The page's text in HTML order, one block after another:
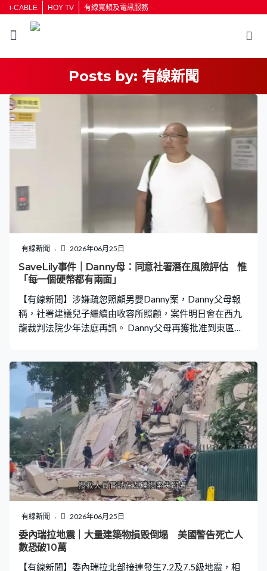
i-CABLE HOY TV 有線寬頻及電訊服務
Posts by: 有線新聞
按輸入鍵開始搜尋
有線新聞 2026年06月25日
SaveLily事件｜Danny母：同意社署潛在風險評估 惟
「每一個硬幣都有兩面」
【有線新聞】涉嫌疏忽照顧男嬰Danny案，Danny父母報
稱，社署建議兒子繼續由收容所照顧，案件明日會在西九
龍裁判法院少年法庭再訊。 Danny父母再獲批准到東區醫
一個月死亡，次女Lily因疏忽照顧被瑞典政府接管，在家分
娩，又沒有為Danny做健康檢查，加上沒有固定居所，評
定他們為高風險個案，建議法庭繼續安排Danny留在收容
所。 Danny母親：「社署之前用了近三個星期調查我們，
當中部分例如面談、家訪，以及我們探兒子時的互動等，
其實調查中他們察覺我們構成危險的因素，至於他們對我
們的潛在風險評估，我們是同意的。但問題是每一個硬幣
都有兩面，為甚麼他們只是評估沒有去做某事的潛在風
險，而不是同時討論有做那些事的其他潛在風險？」 至於
女兒Lily的狀況，他們報稱，瑞典當局正計劃向法庭申請將
Lily的撫養權永久交予一對瑞典夫婦，早前他們已尋求特區
政府協助，希望取回Lily撫養權。
有線新聞 2026年06月25日
委內瑞拉地震｜大量建築物損毀倒塌 美國警告死亡人
數恐破10萬
【有線新聞】委內瑞拉北部接連發生7.2及7.5級地震，相